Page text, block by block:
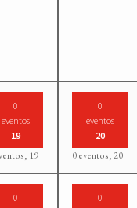
0
eventos
19
19
0
eventos
20
0 eventos,20
0
0